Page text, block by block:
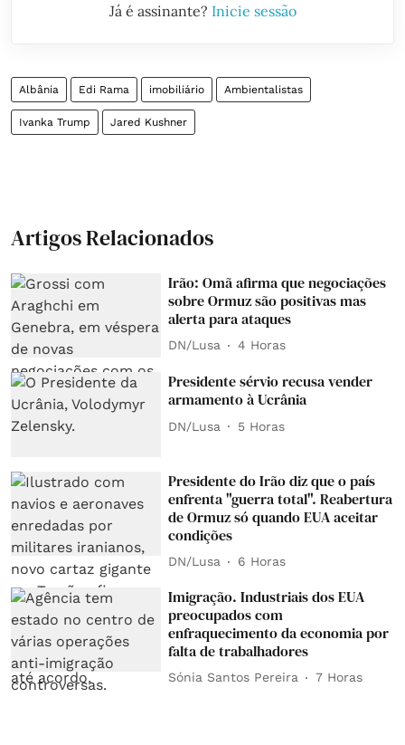
Já é assinante? Inicie sessão
Albânia Edi Rama imobiliário Ambientalistas
Ivanka Trump Jared Kushner
Artigos Relacionados
Irão: Omã afirma que negociações
sobre Ormuz são positivas mas
alerta para ataques
DN/Lusa 4 Horas
Presidente sérvio recusa vender
armamento à Ucrânia
DN/Lusa 5 Horas
Presidente do Irão diz que o país
enfrenta "guerra total". Reabertura
de Ormuz só quando EUA aceitar
condições
DN/Lusa 6 Horas
Imigração. Industriais dos EUA
preocupados com
enfraquecimento da economia por
falta de trabalhadores
Sónia Santos Pereira 7 Horas